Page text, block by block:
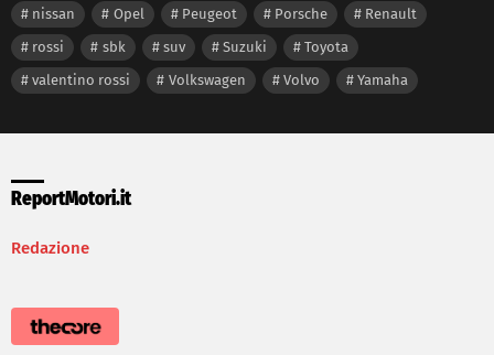
nissan
Opel Peugeot Porsche
Renault
rossi
sbk suv Suzuki
Toyota
valentino rossi
Volkswagen Volvo Yamaha
ReportMotori.it
Redazione